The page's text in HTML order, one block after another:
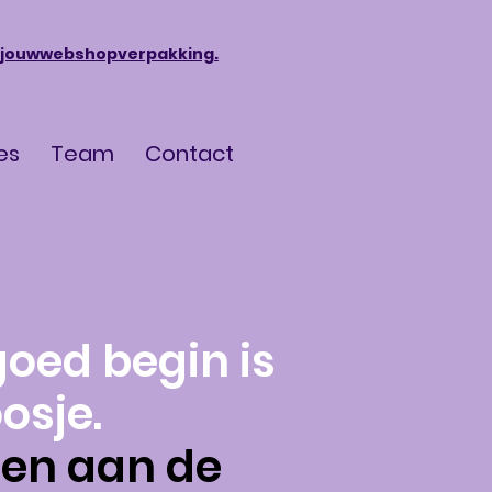
Team Contact
begin is
aan de